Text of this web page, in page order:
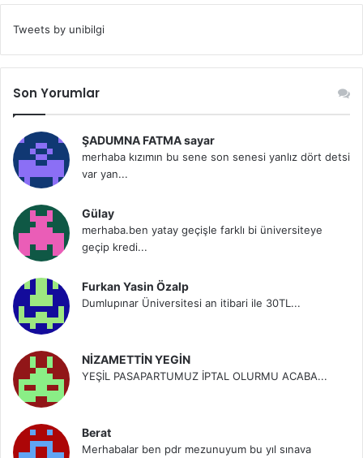
Tweets by unibilgi
Son Yorumlar
ŞADUMNA FATMA sayar
merhaba kızımın bu sene son senesi yanlız dört detsi
var yan...
Gülay
merhaba.ben yatay geçişle farklı bi üniversiteye
geçip kredi...
Furkan Yasin Özalp
Dumlupınar Üniversitesi an itibari ile 30TL...
NİZAMETTİN YEGİN
YEŞİL PASAPARTUMUZ İPTAL OLURMU ACABA...
Berat
Merhabalar ben pdr mezunuyum bu yıl sınava